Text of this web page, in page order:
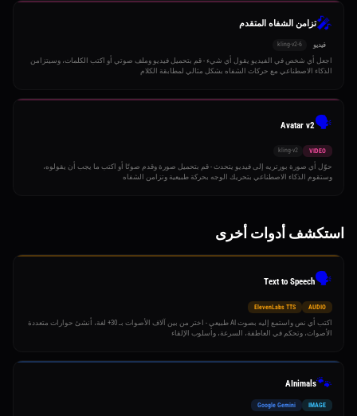
🎤تزامن الشفاه المتقدم
فيديو kling-v2-6
اجعل أي شخص في الفيديو يقول أي شيء - قم بتحميل فيديو وملف صوتي أو اكتب الكلمات، وسيتزامن
الذكاء الاصطناعي مع حركات الشفاه بشكل مثالي لمطابقة الكلام
🗣️
Avatar v2
VIDEO
kling-v2
حوّل أي صورة بورتريه إلى فيديو يتحدث - قم بتحميل صورة وقدم صوتًا أو اكتب ما يجب أن يقولوه،
وستقوم الذكاء الاصطناعي بتحريك الوجه بحركة طبيعية وتزامن الشفاه
استكشف أدوات أخرى
🗣️
Text to Speech
AUDIO
ElevenLabs TTS
اكتب أي نص واستمع إليه بصوت AI طبيعي - اختر من بين آلاف الأصوات بـ 30+ لغة، أنشئ حوارات متعددة
الأصوات، وتحكم في العاطفة، السرعة، وأسلوب الإلقاء
🐾
AInimals
IMAGE
Google Gemini